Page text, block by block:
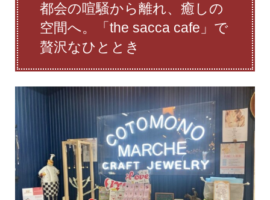
都会の喧騒から離れ、癒しの
空間へ。「the sacca cafe」で
贅沢なひととき